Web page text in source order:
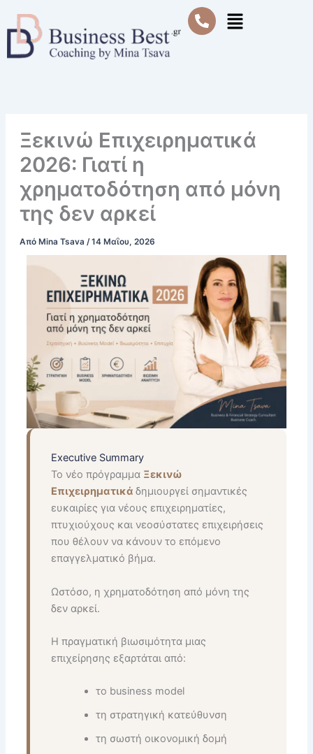
περιεχόμενο
Μενού
Ξεκινώ Επιχειρηματικά
2026: Γιατί η
χρηματοδότηση από μόνη
της δεν αρκεί
Από Mina Tsava /14 Μαΐου, 2026
Executive Summary
Το νέο πρόγραμμα Ξεκινώ
Επιχειρηματικά δημιουργεί σημαντικές
ευκαιρίες για νέους επιχειρηματίες,
πτυχιούχους και νεοσύστατες επιχειρήσεις
που θέλουν να κάνουν το επόμενο
επαγγελματικό βήμα.
Ωστόσο, η χρηματοδότηση από μόνη της
δεν αρκεί.
Η πραγματική βιωσιμότητα μιας
επιχείρησης εξαρτάται από:
το business model
τη στρατηγική κατεύθυνση
τη σωστή οικονομική δομή